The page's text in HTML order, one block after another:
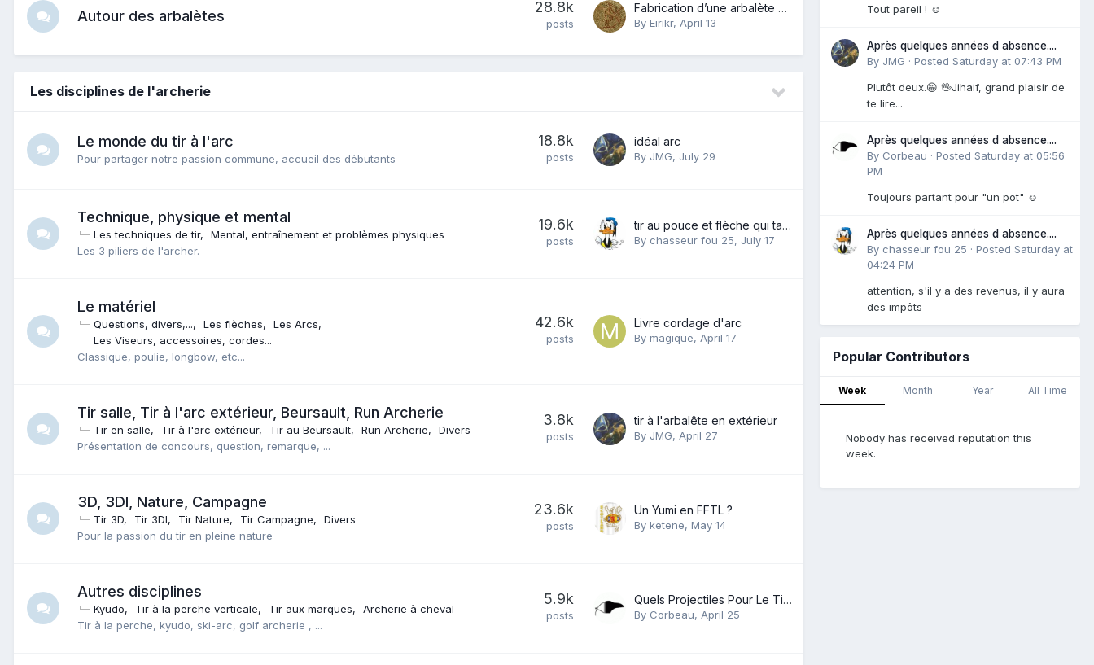
Autour des arbalètes
28.8k
posts
Fabrication d’une arbalète de guerre
By Eirikr, April 13
Les disciplines de l'archerie
Le monde du tir à l'arc
Pour partager notre passion commune, accueil des débutants
18.8k
posts
idéal arc
By JMG, July 29
Technique, physique et mental
Les techniques de tir
Mental, entraînement et problèmes physiques
Les 3 piliers de l'archer.
19.6k
posts
tir au pouce et flèche qui tapent sur l'arc
By chasseur fou 25, July 17
Le matériel
Questions, divers,... Les flèches
Les Arcs
Les Viseurs, accessoires, cordes...
Classique, poulie, longbow, etc...
42.6k
posts
Livre cordage d'arc
By magique, April 17
Tir salle, Tir à l'arc extérieur, Beursault, Run Archerie
Tir en salle Tir à l'arc extérieur Tir au Beursault Run Archerie
Divers
Présentation de concours, question, remarque, ...
3.8k
posts
tir à l'arbalête en extérieur
By JMG, April 27
3D, 3DI, Nature, Campagne
Tir 3D Tir 3DI Tir Nature Tir Campagne
Divers
Pour la passion du tir en pleine nature
23.6k
posts
Un Yumi en FFTL ?
By ketene, May 14
Autres disciplines
Kyudo Tir à la perche verticale Tir aux marques
Archerie à cheval
Tir à la perche, kyudo, ski-arc, golf archerie , ...
5.9k
posts
Quels Projectiles Pour Le Tir Au Lance-Pierre ?
By Corbeau, April 25
Tout pareil ! ☺️
Après quelques années d absence....
By JMG · Posted Saturday at 07:43 PM
Plutôt deux.😁 🖖Jihaif, grand plaisir de
te lire...
Après quelques années d absence....
By Corbeau · Posted Saturday at 05:56
PM
Toujours partant pour "un pot" ☺️
Après quelques années d absence....
By chasseur fou 25 · Posted Saturday at
04:24 PM
attention, s'il y a des revenus, il y aura
des impôts
Popular Contributors
Week Month Year All Time
Nobody has received reputation this
week.